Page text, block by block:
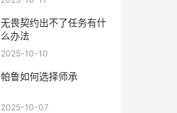
无畏契约出不了任务有什
么办法
2025-10-10
帕鲁如何选择师承
2025-10-07